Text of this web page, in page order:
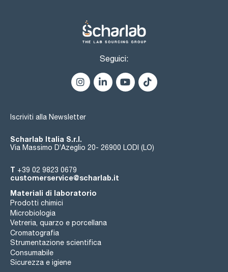
Seguici:
Iscriviti alla Newsletter
Scharlab Italia S.r.l.
Via Massimo D’Azeglio 20- 26900 LODI (LO)
T +39 02 9823 0679
customerservice@scharlab.it
Materiali di laboratorio
Prodotti chimici
Microbiologia
Vetreria, quarzo e porcellana
Cromatografia
Strumentazione scientifica
Consumabile
Sicurezza e igiene